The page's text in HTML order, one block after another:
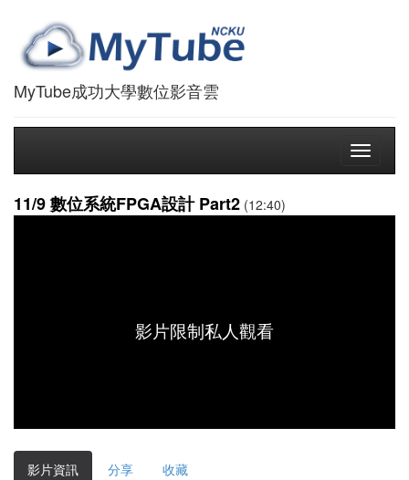
MyTube成功大學數位影音雲
Toggle
11/9 數位系統FPGA設計 Part2 (12:40)
影片限制私人觀看
影片資訊 分享 收藏